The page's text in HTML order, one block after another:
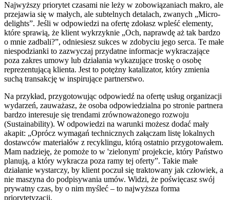
Najwyższy priorytet czasami nie leży w zobowiązaniach makro, ale
przejawia się w małych, ale subtelnych detalach, zwanych „Micro-
delights”. Jeśli w odpowiedzi na ofertę zdołasz wpleść elementy,
które sprawią, że klient wykrzyknie „Och, naprawdę aż tak bardzo
o mnie zadbali?”, odniesiesz sukces w zdobyciu jego serca. Te małe
niespodzianki to zazwyczaj przydatne informacje wykraczające
poza zakres umowy lub działania wykazujące troskę o osobę
reprezentującą klienta. Jest to potężny katalizator, który zmienia
suchą transakcję w inspirujące partnerstwo.
Na przykład, przygotowując odpowiedź na ofertę usług organizacji
wydarzeń, zauważasz, że osoba odpowiedzialna po stronie partnera
bardzo interesuje się trendami zrównoważonego rozwoju
(Sustainability). W odpowiedzi na warunki możesz dodać mały
akapit: „Oprócz wymagań technicznych załączam listę lokalnych
dostawców materiałów z recyklingu, którą ostatnio przygotowałem.
Mam nadzieję, że pomoże to w 'zielonym' projekcie, który Państwo
planują, a który wykracza poza ramy tej oferty”. Takie małe
działanie wystarczy, by klient poczuł się traktowany jak człowiek, a
nie maszyna do podpisywania umów. Widzi, że poświęcasz swój
prywatny czas, by o nim myśleć – to najwyższa forma
priorytetyzacji.